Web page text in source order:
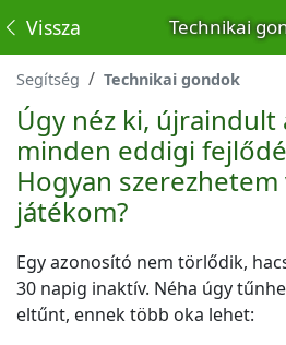
Technikai
Vissza
Segítség Technikai gondok
Úgy néz ki, újraindult
minden eddigi
Hogyan szerezhetem
játékom?
Egy azonosító nem törlődik,
30 napig inaktív. Néha úgy
eltűnt, ennek több oka lehet: